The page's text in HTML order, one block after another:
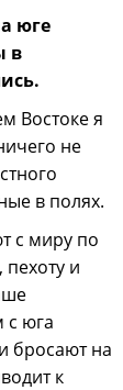
юге
в
Востоке я
не
в полях.
с миру по
и
с юга
бросают на
к